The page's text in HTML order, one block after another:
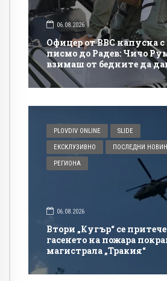
06.08.2026
Офицер от ВВС напусна с
писмо до Радев: Чичо
взимаш от бедните да
богатите?
PLOVDIV ONLINE SLIDE
ЕКСКЛУЗИВНО ПОСЛЕДНИ
РЕГИОНА
06.08.2026
Втори „Кугър“ се
гасенето на пожара
магистрала „Тракия“